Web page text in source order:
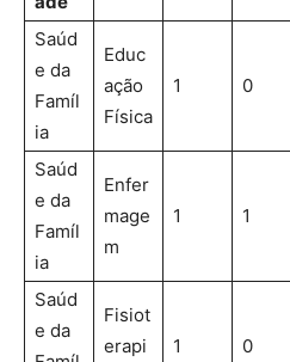
Saúd
e da
Famíl
ia
Educ
ação
Física
1 0
Saúd
e da
Famíl
ia
Enfer
mage
m
1 1
Saúd
e da
Fisiot
erapi
1 0